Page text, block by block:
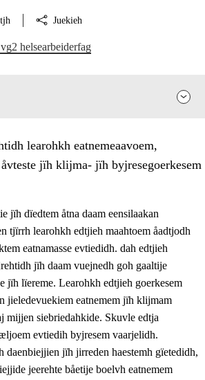
Juekieh
helsearbeiderfag
aarvoevåarome
kulturellen gellievoete
jïh etihkeles vuajnoe
learohkh eatnemeaavoem,
åvteste jïh klijma- jïh byjresegoerkesem
jïh dïedtem åtna daam eensilaakan
tjïrrh learohkh edtjieh maahtoem åadtjodh
eatnamasse evtiedidh. dah edtjieh
jïh daam vuejnedh goh gaaltije
jïh lïereme. Learohkh edtjieh goerkesem
jieledevuekiem eatnemem jïh klijmam
mijjen siebriedahkide. Skuvle edtja
evtiedih byjresem vaarjelidh.
daenbiejjien jïh jirreden haestemh gïetedidh,
jeerehte båetije boelvh eatnemem